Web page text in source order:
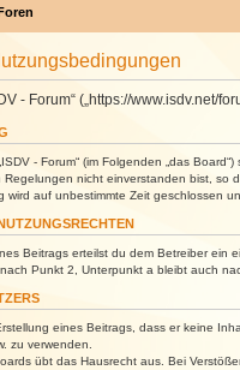
- Forum“ („https://
- Forum“ (im Folgenden „das
Regelungen nicht einverstanden bist, so
wird auf unbestimmte Zeit geschlossen
Beitrags erteilst du dem Betreiber ein
Punkt 2, Unterpunkt a bleibt auch
eines Beitrags, dass er keine
zu verwenden.
übt das Hausrecht aus. Bei